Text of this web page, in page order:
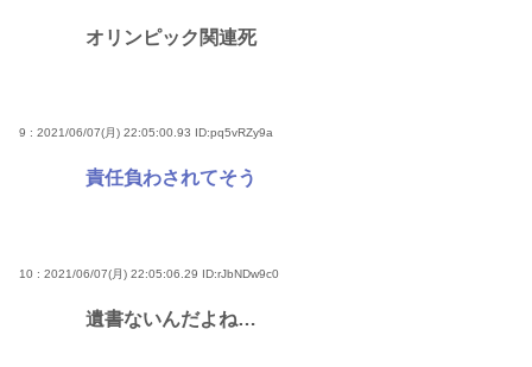
オリンピック関連死
9 : 2021/06/07(月) 22:05:00.93 ID:pq5vRZy9a
責任負わされてそう
10 : 2021/06/07(月) 22:05:06.29 ID:rJbNDw9c0
遺書ないんだよね…